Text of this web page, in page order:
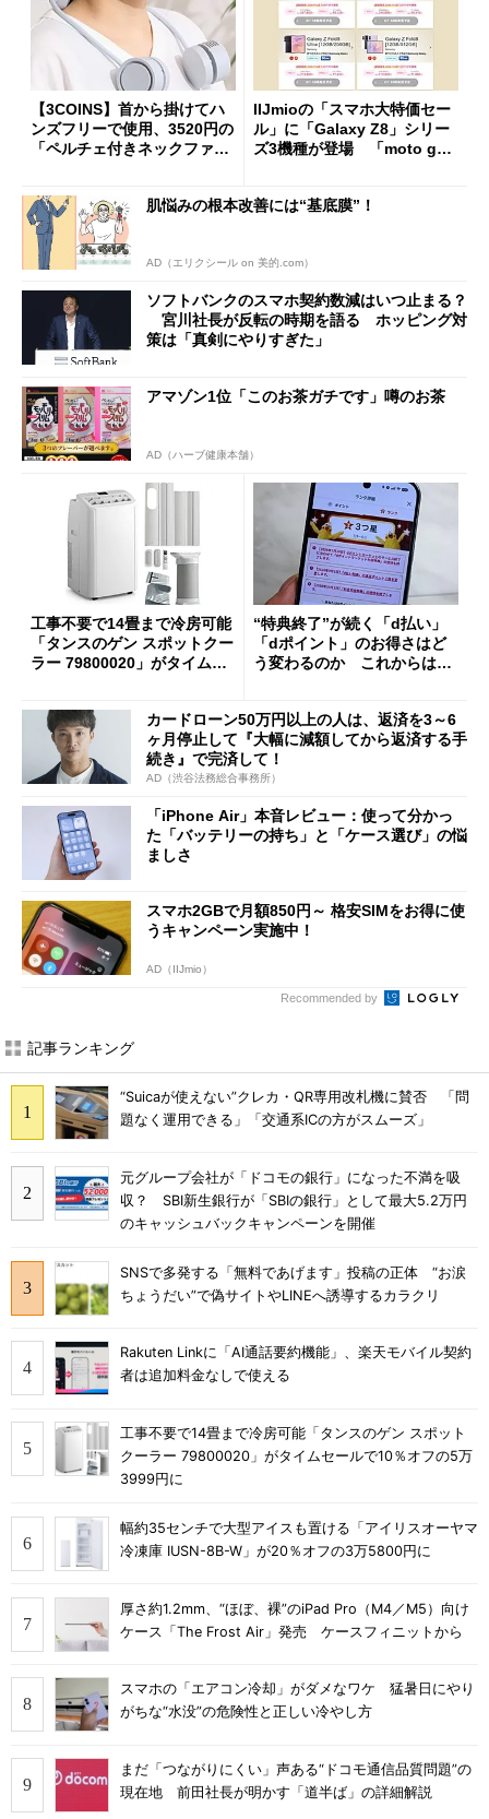
【3COINS】首から掛けてハ
ンズフリーで使用、3520円の
「ペルチェ付きネックファ
IIJmioの「スマホ大特価セー
ル」に「Galaxy Z8」シリー
ズ3機種が登場 「moto g37
肌悩みの根本改善には“基底膜”！
AD（エリクシール on 美的.com）
ソフトバンクのスマホ契約数減はいつ止まる？
宮川社長が反転の時期を語る ホッピング対
策は「真剣にやりすぎた」
アマゾン1位「このお茶ガチです」噂のお茶
AD（ハーブ健康本舗）
工事不要で14畳まで冷房可能
「タンスのゲン スポットクー
ラー 79800020」がタイムセ
“特典終了”が続く「d払い」
「dポイント」のお得さはど
う変わるのか これからは
カードローン50万円以上の人は、返済を3～6
ヶ月停止して『大幅に減額してから返済する手
続き』で完済して！
AD（渋谷法務総合事務所）
「iPhone Air」本音レビュー：使って分かっ
た「バッテリーの持ち」と「ケース選び」の悩
ましさ
スマホ2GBで月額850円～ 格安SIMをお得に使
うキャンペーン実施中！
AD（IIJmio）
Recommended by
記事ランキング
“Suicaが使えない”クレカ・QR専用改札機に賛否 「問
題なく運用できる」「交通系ICの方がスムーズ」
元グループ会社が「ドコモの銀行」になった不満を吸
収？ SBI新生銀行が「SBIの銀行」として最大5.2万円
のキャッシュバックキャンペーンを開催
SNSで多発する「無料であげます」投稿の正体 “お涙
ちょうだい”で偽サイトやLINEへ誘導するカラクリ
Rakuten Linkに「AI通話要約機能」、楽天モバイル契約
者は追加料金なしで使える
工事不要で14畳まで冷房可能「タンスのゲン スポット
クーラー 79800020」がタイムセールで10％オフの5万
3999円に
幅約35センチで大型アイスも置ける「アイリスオーヤマ
冷凍庫 IUSN-8B-W」が20％オフの3万5800円に
厚さ約1.2mm、“ほぼ、裸”のiPad Pro（M4／M5）向け
ケース「The Frost Air」発売 ケースフィニットから
スマホの「エアコン冷却」がダメなワケ 猛暑日にやり
がちな“水没”の危険性と正しい冷やし方
まだ「つながりにくい」声ある“ドコモ通信品質問題”の
現在地 前田社長が明かす「道半ば」の詳細解説